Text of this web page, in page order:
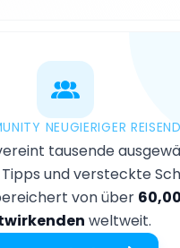
NEUGIERIGER
tausende
und versteckte
von über
weltweit.